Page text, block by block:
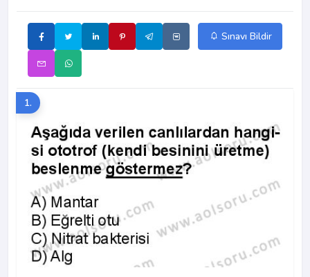
Sınavı Bildir
1.